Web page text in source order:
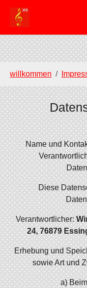
willkommen
Name und
Diese
Verantwortlicher:
24, 76879
Erhebung und
sowie Art und
a)